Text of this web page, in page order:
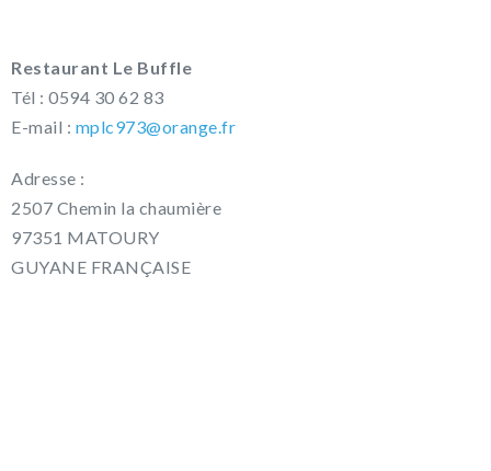
Restaurant Le Buffle
Tél : 0594 30 62 83
E-mail : mplc973@orange.fr
Adresse :
2507 Chemin la chaumière
97351 MATOURY
GUYANE FRANÇAISE